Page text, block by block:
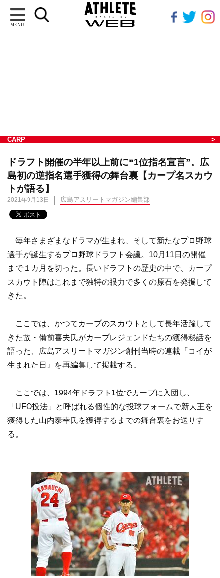
MENU
CARP
ドラフト開催の半年以上前に“1位指名宣言”。広
島初の逆指名選手獲得の舞台裏【カープ名スカウ
トが語る】
2021年9月13日 広島アスリートマガジン編集部
毎年さまざまなドラマが生まれ、そして新たなプロ野球
選手が誕生するプロ野球ドラフト会議。10月11日の開催
まで１カ月を切った。長いドラフトの歴史の中で、カープ
スカウト陣はこれまで独特の眼力で多くの原石を発掘して
きた。
ここでは、かつてカープのスカウトとして長年活躍して
きた故・備前喜夫氏がカープレジェンドたちの獲得秘話を
語った、広島アスリートマガジン創刊当時の連載『コイが
生まれた日』を再編集して掲載する。
ここでは、1994年ドラフト1位でカープに入団し、
「UFO投法」と呼ばれる個性的な投球フォームで新人王を
獲得した山内泰幸氏を獲得するまでの舞台裏をお送りす
る。